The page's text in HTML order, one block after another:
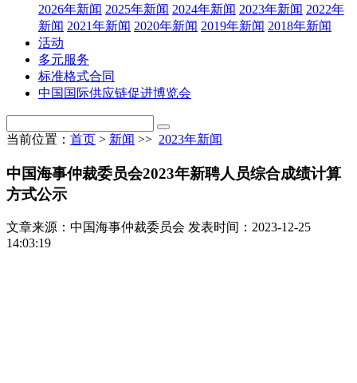
2026年新闻 2025年新闻 2024年新闻 2023年新闻 2022年
新闻 2021年新闻 2020年新闻 2019年新闻 2018年新闻
活动
多元服务
标准格式合同
中国国际供应链促进博览会
当前位置： 首页 > 新闻 >> 2023年新闻
中国海事仲裁委员会2023年新聘人员综合成绩计算
方式公示
文章来源：中国海事仲裁委员会 发表时间：2023-12-25
14:03:19